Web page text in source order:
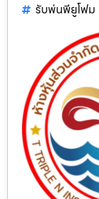
รับพ่นพียูโฟม